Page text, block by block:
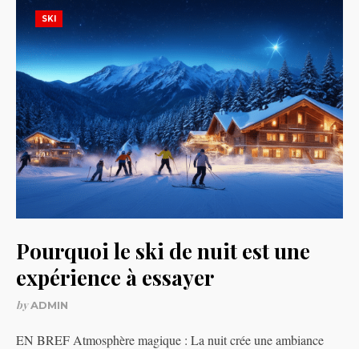
SKI
Pourquoi le ski de nuit est une
expérience à essayer
byADMIN
EN BREF Atmosphère magique : La nuit crée une ambiance